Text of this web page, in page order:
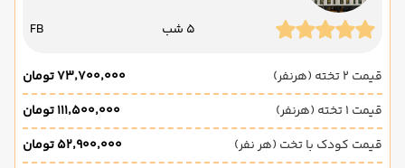
5 شب FB
قیمت 2 تخته (هرنفر)
۷۳٬۷۰۰٬۰۰۰ تومان
قیمت 1 تخته (هرنفر)
۱۱۱٬۵۰۰٬۰۰۰ تومان
قیمت کودک با تخت (هر نفر)
۵۲٬۹۰۰٬۰۰۰ تومان